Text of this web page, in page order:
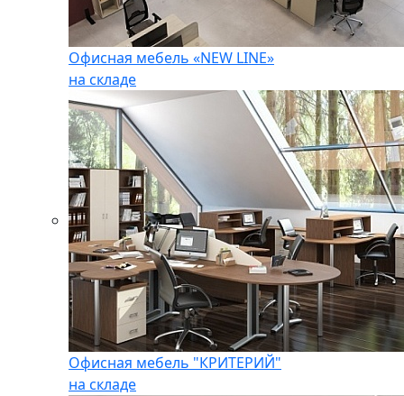
Офисная мебель «NEW LINE»
на складе
Офисная мебель "КРИТЕРИЙ"
на складе